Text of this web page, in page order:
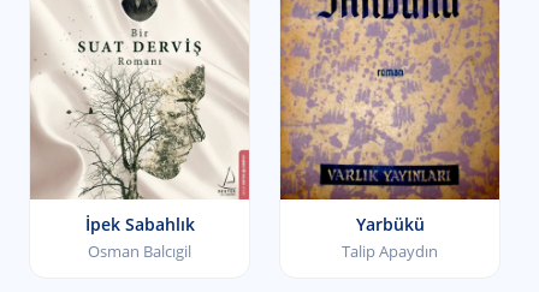
İpek Sabahlık
Osman Balcıgil
Yarbükü
Talip Apaydın